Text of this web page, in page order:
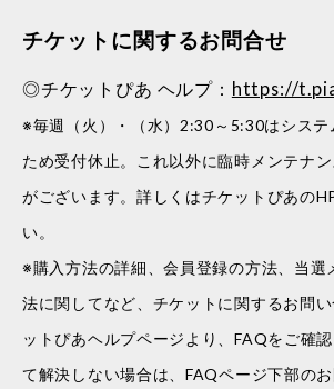
チケットに関するお問合せ
◎チケットぴあ ヘルプ： https://
※毎週（火）・（水）2:30～5:30はシステ
ため受付休止。これ以外に臨時メンテナ
がございます。詳しくはチケットぴあの
い。
※購入方法の詳細、会員登録の方法、当選
法に関してなど、チケットに関するお問
ットぴあヘルプページより、FAQをご確
て解決しない場合は、FAQページ下部の